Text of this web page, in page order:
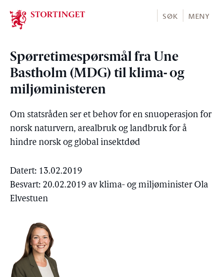
Stortinget.no
SØK MENY
Spørretimespørsmål fra Une
Bastholm (MDG) til klima- og
miljøministeren
Om statsråden ser et behov for en snuoperasjon for
norsk naturvern, arealbruk og landbruk for å
hindre norsk og global insektdød
Datert: 13.02.2019
Besvart: 20.02.2019 av klima- og miljøminister Ola
Elvestuen